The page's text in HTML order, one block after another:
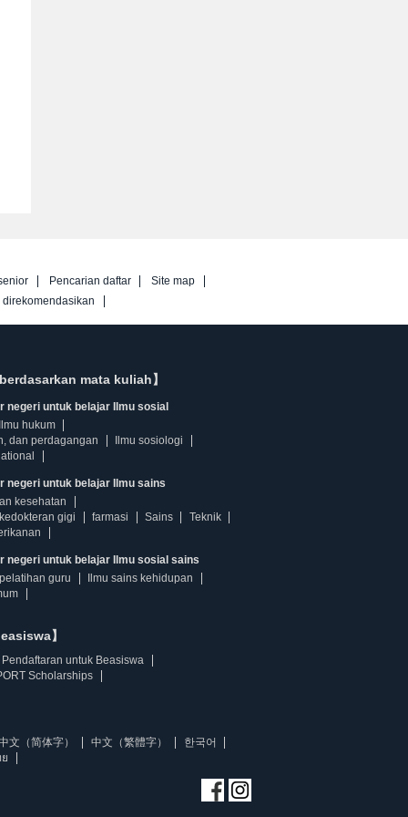
Pencarian daftar
Site map
mata kuliah】
negeri untuk belajar Ilmu sosial
hukum
dan perdagangan
Ilmu sosiologi
negeri untuk belajar Ilmu sains
kesehatan
gigi
farmasi Sains
Teknik
negeri untuk belajar Ilmu sosial sains
guru
Ilmu sains kehidupan
】
Pendaftaran untuk Beasiswa
Scholarships
文（简体字） 中文（繁體字）
한국어